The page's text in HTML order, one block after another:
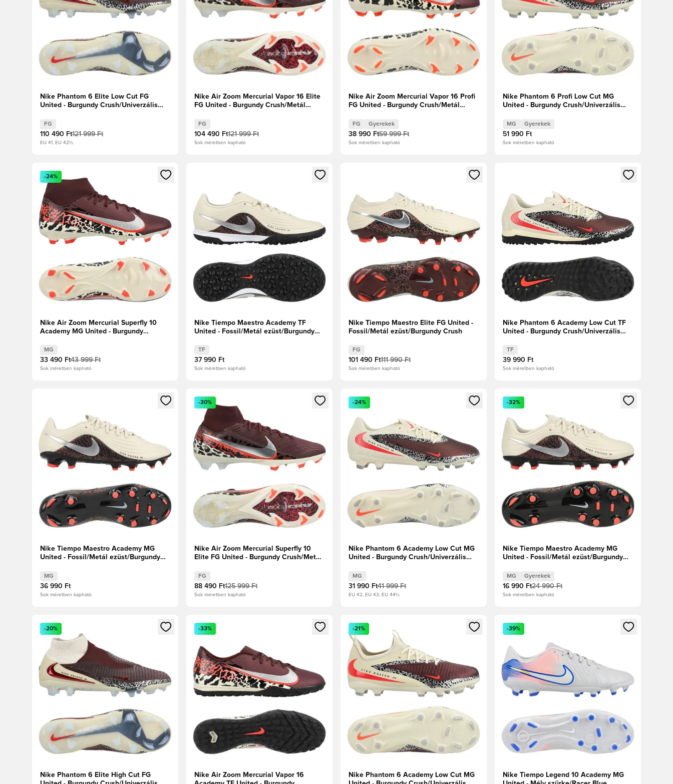
Nike Phantom 6 Elite Low Cut FG
United - Burgundy Crush/Univerzális
FG
110 490 Ft121 999 Ft
EU 41, EU 42½
Nike Air Zoom Mercurial Vapor 16 Elite
FG United - Burgundy Crush/Metál
FG
104 490 Ft121 999 Ft
Sok méretben kapható
Nike Air Zoom Mercurial Vapor 16 Profi
FG United - Burgundy Crush/Metál
FG Gyerekek
38 990 Ft59 999 Ft
Sok méretben kapható
Nike Phantom 6 Profi Low Cut MG
United - Burgundy Crush/Univerzális
MG Gyerekek
51 990 Ft
Sok méretben kapható
Megnyit egy modált a bejelentkezéshez vagy a tagként való regisztrációhoz
-24%
Nike Air Zoom Mercurial Superfly 10
Academy MG United - Burgundy
Piros/Fossil
MG
33 490 Ft43 999 Ft
Sok méretben kapható
Megnyit egy modált a bejelentkezéshez vagy a tagként való regisztrációhoz
Nike Tiempo Maestro Academy TF
United - Fossil/Metál ezüst/Burgundy
TF
37 990 Ft
Sok méretben kapható
Megnyit egy modált a bejelentkezéshez vagy a tagként való regisztrációhoz
Nike Tiempo Maestro Elite FG United -
Fossil/Metál ezüst/Burgundy Crush
FG
101 490 Ft111 990 Ft
Sok méretben kapható
Megnyit egy modált a bejelentkezéshez vagy a
Nike Phantom 6 Academy Low Cut TF
United - Burgundy Crush/Univerzális
TF
39 990 Ft
Sok méretben kapható
Megnyit egy modált a bejelentkezéshez vagy a tagként való regisztrációhoz
Nike Tiempo Maestro Academy MG
United - Fossil/Metál ezüst/Burgundy
MG
36 990 Ft
Sok méretben kapható
Megnyit egy modált a bejelentkezéshez vagy a tagként való regisztrációhoz
-30%
Nike Air Zoom Mercurial Superfly 10
Elite FG United - Burgundy Crush/Metál
FG
88 490 Ft125 999 Ft
Sok méretben kapható
Megnyit egy modált a bejelentkezéshez vagy a tagként való regisztrációhoz
-24%
Nike Phantom 6 Academy Low Cut MG
United - Burgundy Crush/Univerzális
MG
31 990 Ft41 999 Ft
EU 42, EU 43, EU 44½
Megnyit egy modált a bejelentkezéshez vagy a
-32%
Nike Tiempo Maestro Academy MG
United - Fossil/Metál ezüst/Burgundy
MG Gyerekek
16 990 Ft24 990 Ft
Sok méretben kapható
Megnyit egy modált a bejelentkezéshez vagy a tagként való regisztrációhoz
-20%
Nike Phantom 6 Elite High Cut FG
Megnyit egy modált a bejelentkezéshez vagy a tagként való regisztrációhoz
-33%
Nike Air Zoom Mercurial Vapor 16
Megnyit egy modált a bejelentkezéshez vagy a tagként való regisztrációhoz
-21%
Nike Phantom 6 Academy Low Cut MG
Megnyit egy modált a bejelentkezéshez vagy a
-39%
Nike Tiempo Legend 10 Academy MG